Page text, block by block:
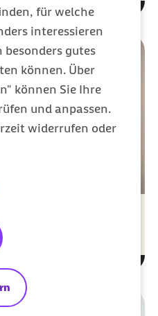
für welche
interessieren
gutes
können. Über
können Sie Ihre
und anpassen.
widerrufen oder
für Ihre elektronische